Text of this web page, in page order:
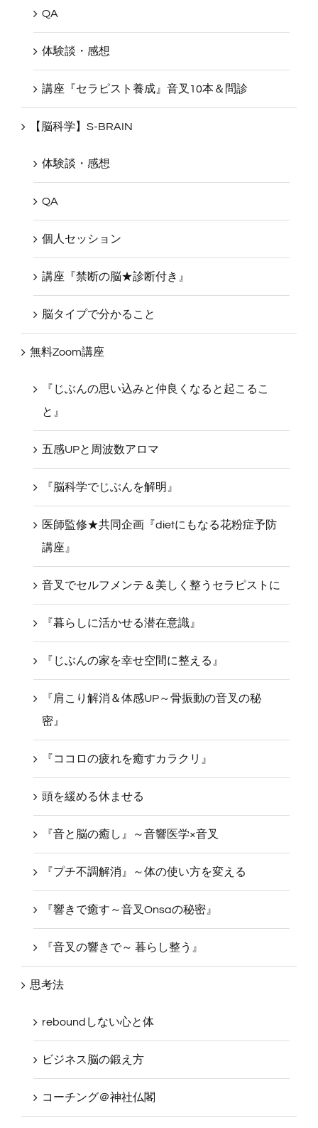
QA
体験談・感想
講座『セラピスト養成』音叉10本＆問診
【脳科学】S-BRAIN
体験談・感想
QA
個人セッション
講座『禁断の脳★診断付き』
脳タイプで分かること
無料Zoom講座
『じぶんの思い込みと仲良くなると起こるこ
と』
五感UPと周波数アロマ
『脳科学でじぶんを解明』
医師監修★共同企画『dietにもなる花粉症予防
講座』
音叉でセルフメンテ＆美しく整うセラピストに
『暮らしに活かせる潜在意識』
『じぶんの家を幸せ空間に整える』
『肩こり解消＆体感UP～骨振動の音叉の秘
密』
『ココロの疲れを癒すカラクリ』
頭を緩める休ませる
『音と脳の癒し』～音響医学×音叉
『プチ不調解消』～体の使い方を変える
『響きで癒す～音叉Onsaの秘密』
『音叉の響きで～ 暮らし整う』
思考法
reboundしない心と体
ビジネス脳の鍛え方
コーチング＠神社仏閣